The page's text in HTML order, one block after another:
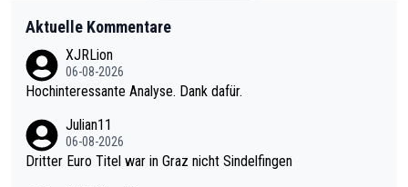
Aktuelle Kommentare
XJRLion
06-08-2026
Hochinteressante Analyse. Dank dafür.
Julian11
06-08-2026
Dritter Euro Titel war in Graz nicht Sindelfingen